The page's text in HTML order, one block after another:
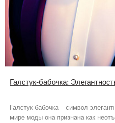
Галстук-бабочка:
Галстук-бабочка – символ
мире моды она признана как